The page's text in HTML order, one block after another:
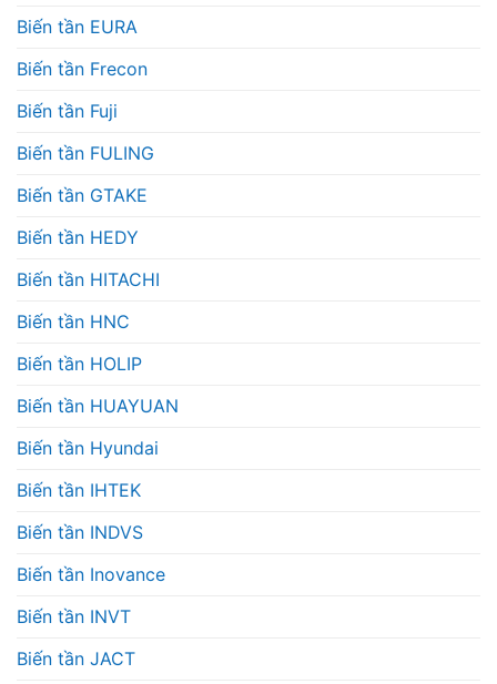
Biến tần EURA
Biến tần Frecon
Biến tần Fuji
Biến tần FULING
Biến tần GTAKE
Biến tần HEDY
Biến tần HITACHI
Biến tần HNC
Biến tần HOLIP
Biến tần HUAYUAN
Biến tần Hyundai
Biến tần IHTEK
Biến tần INDVS
Biến tần Inovance
Biến tần INVT
Biến tần JACT